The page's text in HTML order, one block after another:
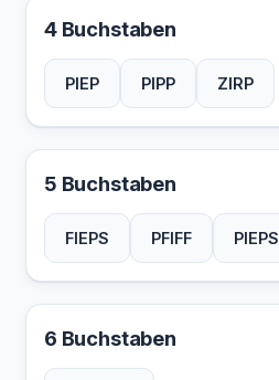
4 Buchstaben
PIEP PIPP ZIRP
5 Buchstaben
FIEPS PFIFF PIEPS
6 Buchstaben